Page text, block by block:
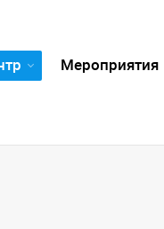
Мероприятия